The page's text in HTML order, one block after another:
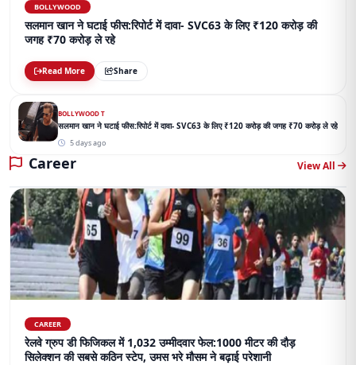
BOLLYWOOD
सलमान खान ने घटाई फीस:रिपोर्ट में दावा- SVC63 के लिए ₹120 करोड़ की
जगह ₹70 करोड़ ले रहे
Read More Share
BOLLYWOOD T
सलमान खान ने घटाई फीस:रिपोर्ट में दावा- SVC63 के लिए ₹120 करोड़ की जगह ₹70 करोड़ ले रहे
5 days ago
Career View All
CAREER
रेलवे ग्रुप डी फिजिकल में 1,032 उम्मीदवार फेल:1000 मीटर की दौड़
सिलेक्शन की सबसे कठिन स्टेप, उमस भरे मौसम ने बढ़ाई परेशानी